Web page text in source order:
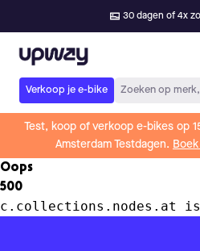
30 dagen of 4x
Upway
Verkoop je e-bike Zoeken op
Test, koop of verkoop e-bikes op
Amsterdam Testdagen.
Oops
500
c.collections.nodes.at